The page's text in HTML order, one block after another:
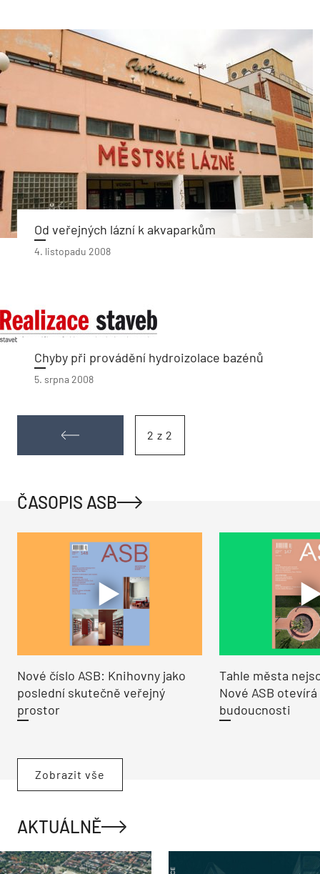
Od veřejných lázní k akvaparkům
4. listopadu 2008
Chyby při provádění hydroizolace bazénů
5. srpna 2008
2 z 2
ČASOPIS ASB
Nové číslo ASB: Knihovny jako
poslední skutečně veřejný
prostor
Tahle města
Nové ASB
budoucnosti
Zobrazit vše
AKTUÁLNĚ